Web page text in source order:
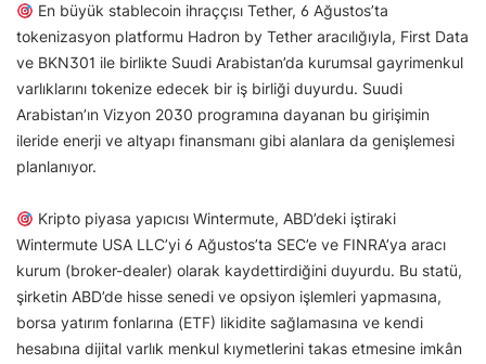
En büyük stablecoin ihraççısı Tether, 6 Ağustos’ta
tokenizasyon platformu Hadron by Tether aracılığıyla, First Data
ve BKN301 ile birlikte Suudi Arabistan’da kurumsal gayrimenkul
varlıklarını tokenize edecek bir iş birliği duyurdu. Suudi
Arabistan’ın Vizyon 2030 programına dayanan bu girişimin
ileride enerji ve altyapı finansmanı gibi alanlara da genişlemesi
planlanıyor.
Kripto piyasa yapıcısı Wintermute, ABD’deki iştiraki
Wintermute USA LLC’yi 6 Ağustos’ta SEC’e ve FINRA’ya aracı
kurum (broker-dealer) olarak kaydettirdiğini duyurdu. Bu statü,
şirketin ABD’de hisse senedi ve opsiyon işlemleri yapmasına,
borsa yatırım fonlarına (ETF) likidite sağlamasına ve kendi
hesabına dijital varlık menkul kıymetlerini takas etmesine imkân